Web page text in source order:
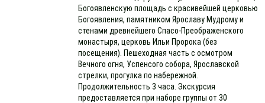
Богоявленскую площадь с красивейшей церковью
Богоявления, памятником Ярославу Мудрому и
стенами древнейшего Спасо-Преображенского
монастыря, церковь Ильи Пророка (без
посещения). Пешеходная часть с осмотром
Вечного огня, Успенсого собора, Ярославской
стрелки, прогулка по набережной.
Продолжительность 3 часа. Экскурсия
предоставляется при наборе группы от 30